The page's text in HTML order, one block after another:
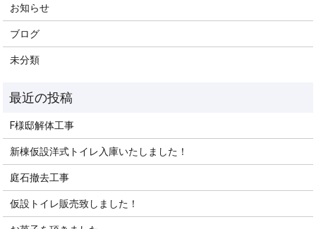
お知らせ
ブログ
未分類
F様邸解体工事
新棟仮設洋式トイレ入庫いたしました！
庭石撤去工事
仮設トイレ販売致しました！